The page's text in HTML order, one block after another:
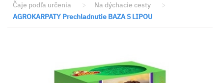
Čaje podľa určenia
> Na dýchacie cesty
>
AGROKARPATY Prechladnutie BAZA S LIPOU